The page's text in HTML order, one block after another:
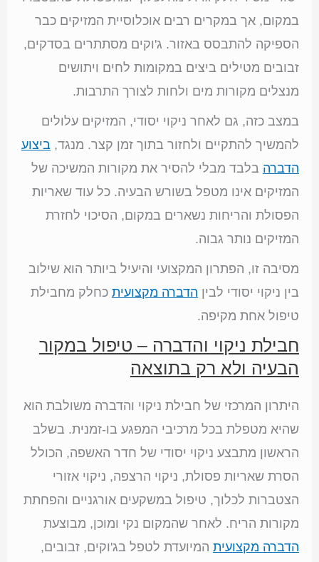
במקום, אך במקרים רבים אוכלוסיית המזיקים כבר
הספיקה להתבסס באזור. ג'וקים מסתתרים בסדקים,
זבובים מטילים ביצים במקומות לחים ויתושים
מנצלים מקורות מים ולחות לצורך התרבות.
במצב כזה, גם לאחר ניקוי יסודי, המזיקים עלולים
להמשיך להתקיים ולחזור בתוך זמן קצר. מנגד, ביצוע
הדברה בלבד מבלי להסיר את מקורות המשיכה של
המזיקים אינו מטפל בשורש הבעיה. כל עוד שאריות
הפסולת והריחות נשארים במקום, הסיכוי לחזרת
המזיקים נותר גבוה.
מסיבה זו, הפתרון המקצועי והיעיל ביותר הוא שילוב
בין ניקוי יסודי לבין הדברה מקצועית כחלק מחבילת
טיפול אחת מקיפה.
חבילת ניקוי והדברה – טיפול במקור
הבעיה ולא רק בתוצאה
היתרון המרכזי של חבילת ניקוי והדברה משולבת הוא
שהיא מטפלת בכל מרכיבי המפגע בו-זמנית. בשלב
הראשון מתבצע ניקוי יסודי של חדר האשפה, הכולל
הסרת שאריות פסולת, ניקוי הרצפה, ניקוי אזורי
הצטברות לכלוך, טיפול במשקעים אורגניים והפחתת
מקורות הריח. לאחר שהמקום נקי ומוכן, מבוצעת
הדברה מקצועית המיועדת לטפל בג'וקים, זבובים,